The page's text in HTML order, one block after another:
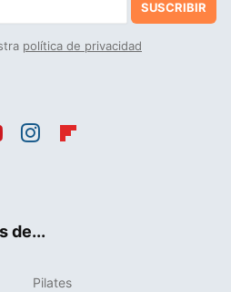
SUSCRIBIR
política de privacidad
de...
Pilates